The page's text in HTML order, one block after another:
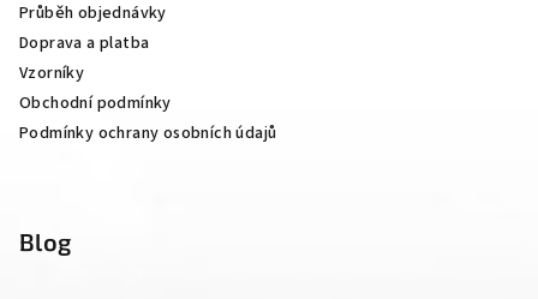
Průběh objednávky
Doprava a platba
Vzorníky
Obchodní podmínky
Podmínky ochrany osobních údajů
Blog